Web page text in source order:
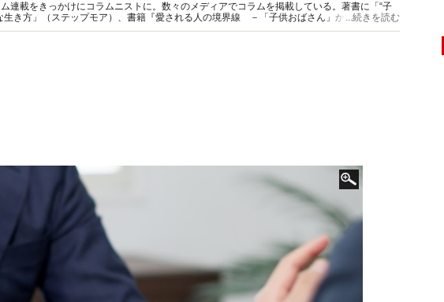
連載をきっかけにコラムニストに。数々のメディアでコラムを掲載している。著書に「“子
生き方」（ステップモア）、書籍『愛される人の境界線 －「子供おばさん」から「大人女
中経出版)など。
...続きを読む